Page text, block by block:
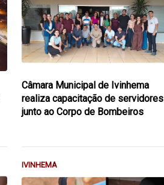
Câmara Municipal de Ivinhema
realiza capacitação de servidores
junto ao Corpo de Bombeiros
IVINHEMA